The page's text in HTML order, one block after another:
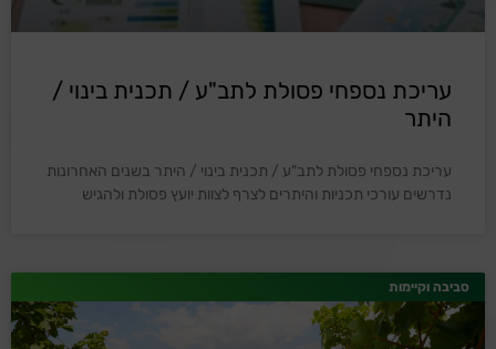
עריכת נספחי פסולת לתב"ע / תכנית בינוי /
היתר
עריכת נספחי פסולת לתב"ע / תכנית בינוי / היתר בשנים האחרונות
נדרשים עורכי תכניות והיתרים לצרף לצוות יועץ פסולת ולהגיש
סביבה וקיימות